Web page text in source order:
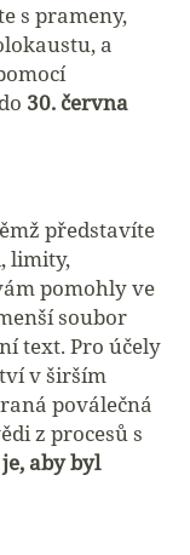
s prameny,
a
30. června
představíte
limity,
pomohly ve
soubor
text. Pro účely
v širším
poválečná
z procesů s
aby byl